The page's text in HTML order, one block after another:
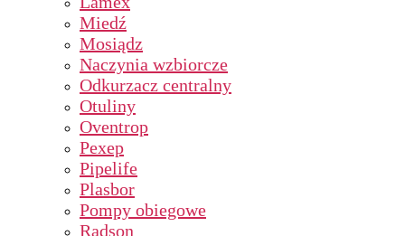
Miedź
Mosiądz
Naczynia wzbiorcze
Odkurzacz centralny
Otuliny
Oventrop
Pexep
Pipelife
Plasbor
Pompy obiegowe
Radson